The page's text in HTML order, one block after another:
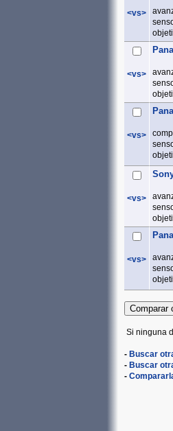
<vs>
<vs>
<vs>
<vs>
<vs>
Si ninguna
- Buscar
- Buscar
-